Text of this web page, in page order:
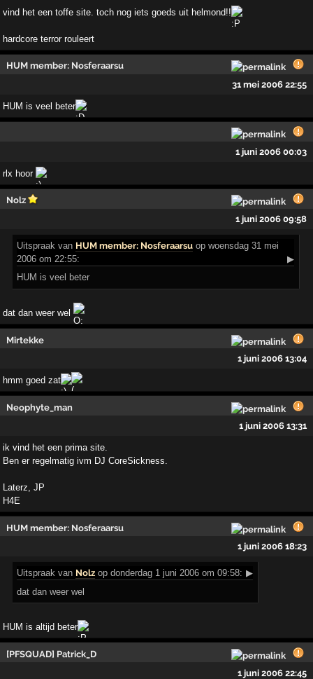
vind het een toffe site. toch nog iets goeds uit helmond!!
hardcore terror rouleert
HUM member: Nosferaarsu
31 mei 2006 22:55
HUM is veel beter
1 juni 2006 00:03
rlx hoor
Nolz
1 juni 2006 09:58
Uitspraak van HUM member: Nosferaarsu op woensdag 31 mei
2006 om 22:55:
▶
HUM is veel beter
dat dan weer wel
Mirtekke
1 juni 2006 13:04
hmm goed zat
Neophyte_man
1 juni 2006 13:31
ik vind het een prima site.
Ben er regelmatig ivm DJ CoreSickness.
Laterz, JP
H4E
HUM member: Nosferaarsu
1 juni 2006 18:23
Uitspraak van Nolz op donderdag 1 juni 2006 om 09:58: ▶
dat dan weer wel
HUM is altijd beter
[PFSQUAD] Patrick_D
1 juni 2006 22:45